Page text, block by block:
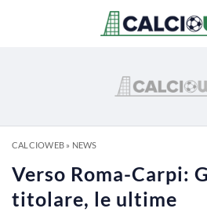
CALCIOWEB» NEWS
Verso Roma-Carpi:
titolare, le ultime